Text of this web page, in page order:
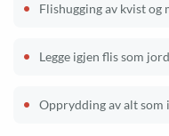
Flishugging av kvist og
Legge igjen flis som
Opprydding av alt som